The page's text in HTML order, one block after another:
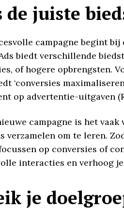
de juiste
campagne begint
biedt verschillende
of hogere opbrengsten.
‘conversies
op advertentie-uitgaven
campagne is het
verzamelen om te leren.
op conversies of
interacties en verhoog
je